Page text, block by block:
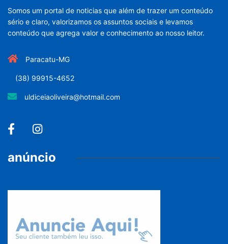
Somos um portal de noticias que além de trazer um conteúdo
sério e claro, valorizamos os assuntos sociais e levamos
conteúdo que agrega valor e conhecimento ao nosso leitor.
Paracatu-MG
(38) 99915-4652
uldiceiaoliveira@hotmail.com
anúncio